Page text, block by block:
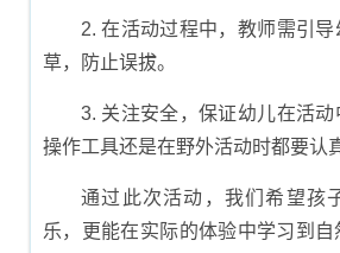
2. 在活动过程中，教师需引
草，防止误拔。
3. 关注安全，保证幼儿在活
操作工具还是在野外活动时都要认
通过此次活动，我们希望孩
乐，更能在实际的体验中学习到